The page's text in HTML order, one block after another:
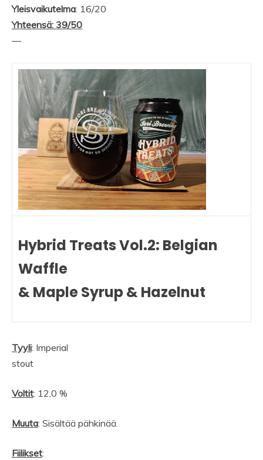
Yleisvaikutelma: 16/20
Yhteensä: 39/50
—
Hybrid Treats Vol.2: Belgian
Waffle
& Maple Syrup & Hazelnut
Tyyli: Imperial
stout
Voltit: 12,0 %
Muuta: Sisältää pähkinää.
Fiilikset: